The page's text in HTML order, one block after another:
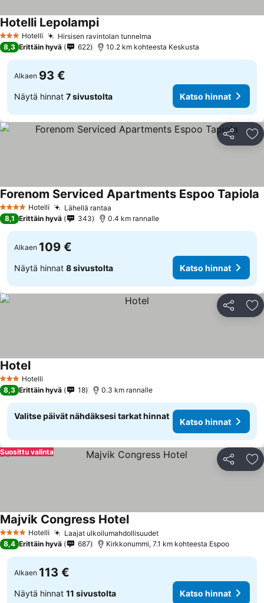
3 Tähtiluokitus
Hotelli Hirsisen ravintolan tunnelma
Hotelli LepolampiKatso hinnat
8,3 Erittäin hyvä 622 10.2 km kohteesta Keskusta
Alkaen 93 €
Näytä hinnat 7 sivustolta Katso hinnat
Jaa
4 Tähtiluokitus
Hotelli Lähellä rantaa
Forenom Serviced Apartments Espoo Tapiola
8,1 Erittäin hyvä 343 0.4 km rannalle
Alkaen 109 €
Näytä hinnat 8 sivustolta Katso hinnat
Jaa
3 Tähtiluokitus
Hotelli
HotelKatso hinnat
8,3 Erittäin hyvä 18 0.3 km rannalle
Valitse päivät nähdäksesi tarkat hinnat
Katso hinnat
Jaa
Suosittu valinta
4 Tähtiluokitus
Hotelli Laajat ulkoilumahdollisuudetKatso hinnat
Majvik Congress HotelKatso hinnat
8,4 Erittäin hyvä 687 Kirkkonummi, 7.1 km kohteesta Espoo
Alkaen 113 €
Näytä hinnat 11 sivustolta Katso hinnat